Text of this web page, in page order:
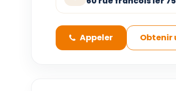
Appeler Obtenir